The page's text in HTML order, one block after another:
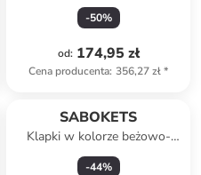
różowym
-50%
od: 174,95 zł
Cena producenta: 356,27 zł*
SABOKETS
Klapki w kolorze beżowo-
czarnym
-44%